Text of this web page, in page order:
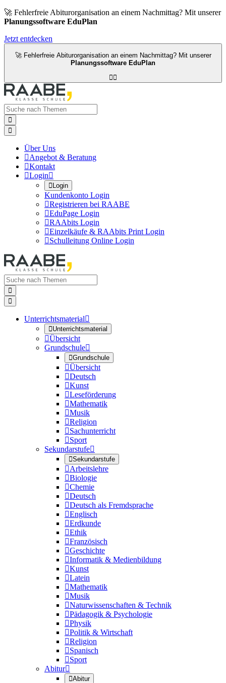
🚀 Fehlerfreie Abiturorganisation an einem Nachmittag? Mit unserer
Planungssoftware EduPlan
Jetzt entdecken
🚀 Fehlerfreie Abiturorganisation an einem Nachmittag? Mit unserer
Planungssoftware EduPlan



Über Uns
Angebot & Beratung
Kontakt
Login
Login
Kundenkonto Login
Registrieren bei RAABE
EduPage Login
RAAbits Login
Einzelkäufe & RAAbits Print Login
Schulleitung Online Login


Unterrichtsmaterial
Unterrichtsmaterial
Übersicht
Grundschule
Grundschule
Übersicht
Deutsch
Kunst
Leseförderung
Mathematik
Musik
Religion
Sachunterricht
Sport
Sekundarstufe
Sekundarstufe
Arbeitslehre
Biologie
Chemie
Deutsch
Deutsch als Fremdsprache
Englisch
Erdkunde
Ethik
Französisch
Geschichte
Informatik & Medienbildung
Kunst
Latein
Mathematik
Musik
Naturwissenschaften & Technik
Pädagogik & Psychologie
Physik
Politik & Wirtschaft
Religion
Spanisch
Sport
Abitur
Abitur